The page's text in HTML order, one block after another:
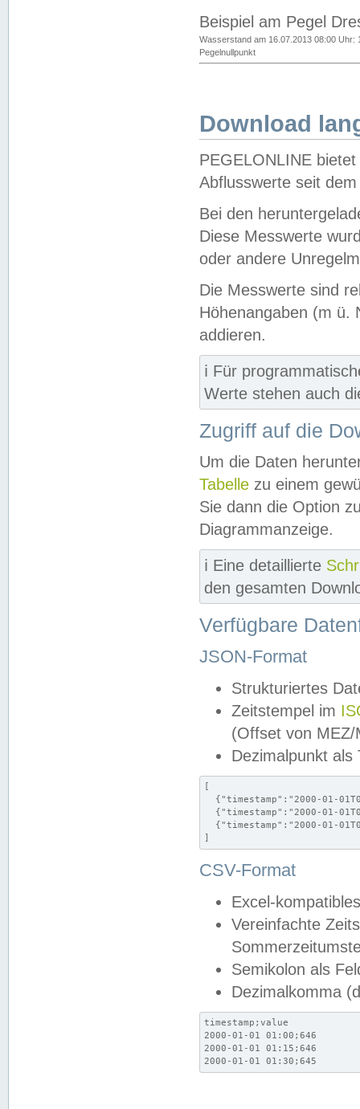
Beispiel am Pegel
Wasserstand am 16.07.2013 08:00 Uhr:
Pegelnullpunkt
Download
PEGELONLINE
Abflusswerte seit
Bei den
Diese Messwerte
oder andere
Die Messwerte sind
Höhenangaben (m ü.
addieren.
ℹ️ Für
Werte stehen auch
Zugriff auf die
Um die Daten
Tabelle zu einem
Sie dann die Option
Diagrammanzeige.
ℹ️ Eine detaillierte
den gesamten
Verfügbare
JSON-Format
Strukturiertes
Zeitstempel im
(Offset von MEZ/
Dezimalpunkt als
[
{"timestamp":"2000-01-
{"timestamp":"2000-01-
{"timestamp":"2000-01-
]
CSV-Format
Excel-
Vereinfachte
Semikolon als
Dezimalkomma
timestamp;value
2000-01-01 01:00;646
2000-01-01 01:15;646
2000-01-01 01:30;645